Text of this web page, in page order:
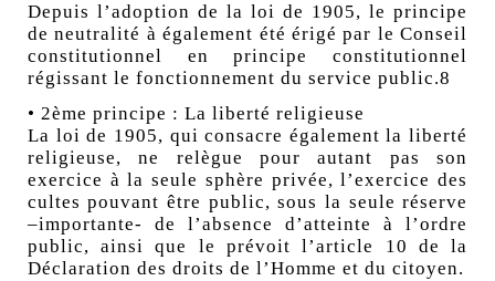
Depuis l’adoption de la loi de 1905, le principe
de neutralité à également été érigé par le Conseil
constitutionnel en principe constitutionnel
régissant le fonctionnement du service public.8
• 2ème principe : La liberté religieuse
La loi de 1905, qui consacre également la liberté
religieuse, ne relègue pour autant pas son
exercice à la seule sphère privée, l’exercice des
cultes pouvant être public, sous la seule réserve
–importante- de l’absence d’atteinte à l’ordre
public, ainsi que le prévoit l’article 10 de la
Déclaration des droits de l’Homme et du citoyen.